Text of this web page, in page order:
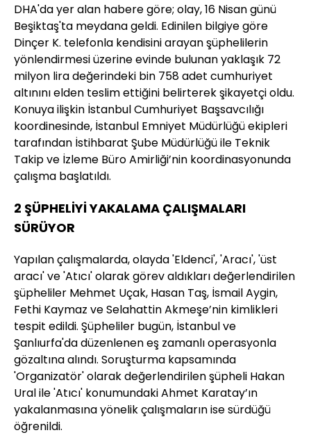
DHA'da yer alan habere göre; olay, 16 Nisan günü
Beşiktaş'ta meydana geldi. Edinilen bilgiye göre
Dinçer K. telefonla kendisini arayan şüphelilerin
yönlendirmesi üzerine evinde bulunan yaklaşık 72
milyon lira değerindeki bin 758 adet cumhuriyet
altınını elden teslim ettiğini belirterek şikayetçi oldu.
Konuya ilişkin İstanbul Cumhuriyet Başsavcılığı
koordinesinde, İstanbul Emniyet Müdürlüğü ekipleri
tarafından İstihbarat Şube Müdürlüğü ile Teknik
Takip ve İzleme Büro Amirliği’nin koordinasyonunda
çalışma başlatıldı.
2 ŞÜPHELİYİ YAKALAMA ÇALIŞMALARI
SÜRÜYOR
Yapılan çalışmalarda, olayda 'Eldenci', 'Aracı', 'üst
aracı' ve 'Atıcı' olarak görev aldıkları değerlendirilen
şüpheliler Mehmet Uçak, Hasan Taş, İsmail Aygin,
Fethi Kaymaz ve Selahattin Akmeşe’nin kimlikleri
tespit edildi. Şüpheliler bugün, İstanbul ve
Şanlıurfa'da düzenlenen eş zamanlı operasyonla
gözaltına alındı. Soruşturma kapsamında
'Organizatör' olarak değerlendirilen şüpheli Hakan
Ural ile 'Atıcı' konumundaki Ahmet Karatay’ın
yakalanmasına yönelik çalışmaların ise sürdüğü
öğrenildi.